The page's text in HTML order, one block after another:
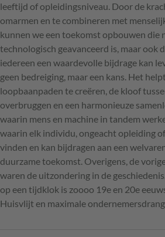
leeftijd of opleidingsniveau. Door de
omarmen en te combineren met
kunnen we een toekomst opbouwen die
technologisch geavanceerd is, maar ook
iedereen een waardevolle bijdrage kan
geen bedreiging, maar een kans. Het
loopbaanpaden te creëren, de kloof
overbruggen en een harmonieuze
waarin mens en machine in tandem
waarin elk individu, ongeacht opleiding
vinden en kan bijdragen aan een
duurzame toekomst. Overigens, de
waren de uitzondering in de
op een tijdklok is zoooo 19e en 20e
Huisvlijt en maximale